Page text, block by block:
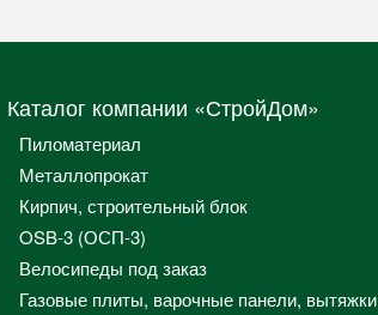
Каталог компании «СтройДом»
Пиломатериал
Металлопрокат
Кирпич, строительный блок
OSB-3 (ОСП-3)
Велосипеды под заказ
Газовые плиты, варочные панели, вытяжки